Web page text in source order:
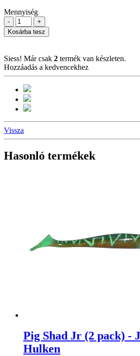
Mennyiség
-
+
Kosárba tesz
Siess! Már csak 2 termék van készleten.
Hozzáadás a kedvencekhez
Vissza
Hasonló termékek
Pig Shad Jr (2 pack) -
Hulken